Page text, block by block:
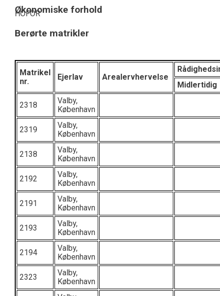
Økonomiske forhold
HOFOR
Berørte matrikler
Matrikel
nr.
Ejerlav Arealervhervelse
Midlertidig
2318
Valby,
København
2319
Valby,
København
2138
Valby,
København
2192
Valby,
København
2191
Valby,
København
2193
Valby,
København
2194
Valby,
København
2323
Valby,
København